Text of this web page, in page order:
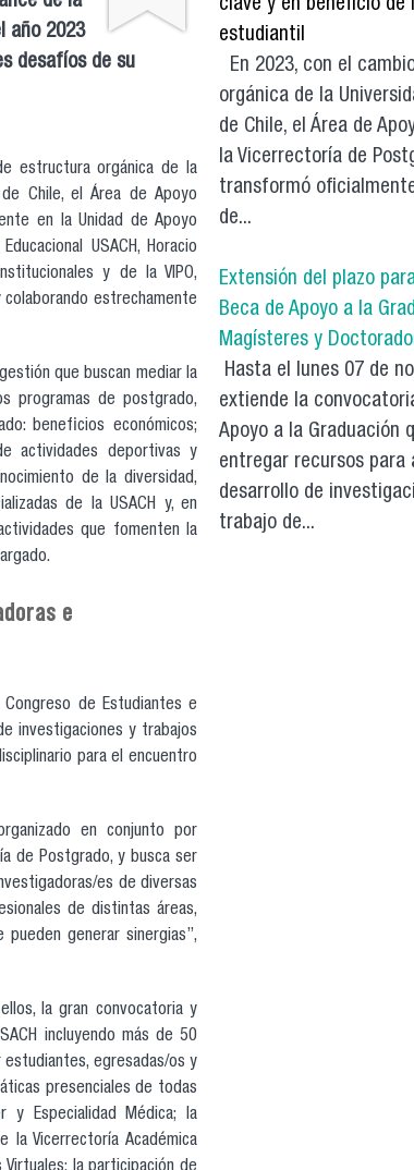
año 2023
desafíos de su
estructura orgánica de la
Chile, el Área de Apoyo
en la Unidad de Apoyo
USACH, Horacio
y de la VIPO,
estrechamente
que buscan mediar la
programas de postgrado,
beneficios económicos;
actividades deportivas y
de la diversidad,
de la USACH y, en
que fomenten la
e
de Estudiantes e
investigaciones y trabajos
para el encuentro
en conjunto por
de Postgrado, y busca ser
es de diversas
de distintas áreas,
generar sinergias”,
la gran convocatoria y
incluyendo más de 50
egresadas/os y
presenciales de todas
y Especialidad Médica; la
la Vicerrectoría Académica
clave y en beneficio de
estudiantil
En 2023, con el
orgánica de la
de Chile, el Área de
la Vicerrectoría de
transformó
de...
Extensión del plazo
Beca de Apoyo a la
Magísteres y
Hasta el lunes 07 de
extiende la
Apoyo a la Graduación
entregar recursos para
desarrollo de
trabajo de...